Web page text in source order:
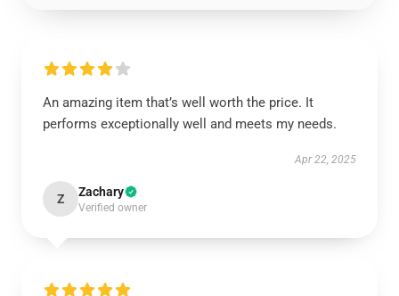
An amazing item that’s well worth the price. It
performs exceptionally well and meets my needs.
Apr 22, 2025
Z Zachary
Verified owner